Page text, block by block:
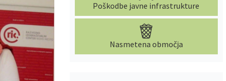
Poškodbe javne infrastrukture
Nasmetena območja